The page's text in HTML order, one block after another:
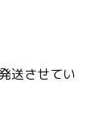
送させてい